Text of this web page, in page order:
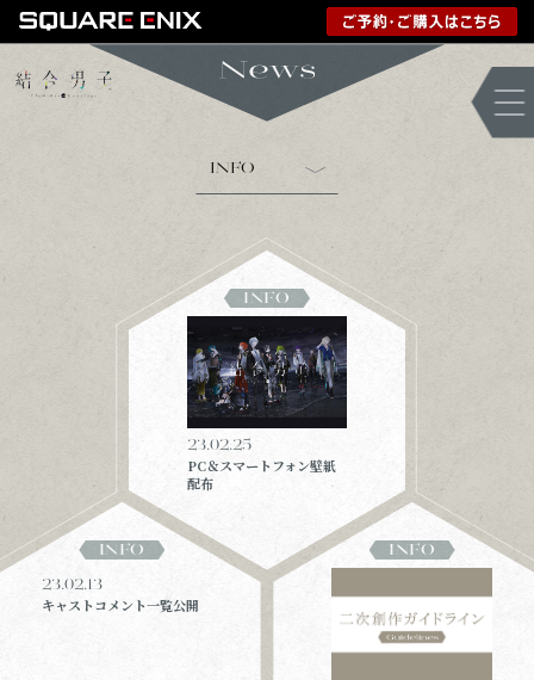
INFO
INFO
23.02.25
PC＆スマートフォン壁紙
配布
INFO
23.02.13
キャストコメント一覧公開
INFO